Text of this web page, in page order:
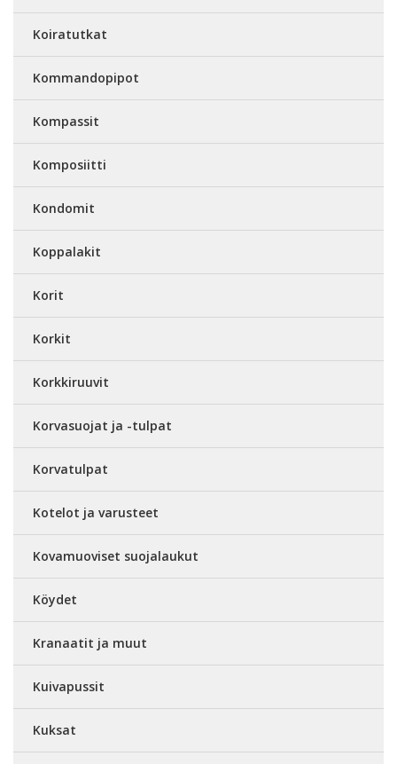
Koiratutkat
Kommandopipot
Kompassit
Komposiitti
Kondomit
Koppalakit
Korit
Korkit
Korkkiruuvit
Korvasuojat ja -tulpat
Korvatulpat
Kotelot ja varusteet
Kovamuoviset suojalaukut
Köydet
Kranaatit ja muut
Kuivapussit
Kuksat